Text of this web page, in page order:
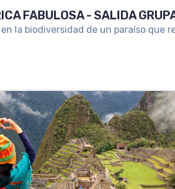
FABULOSA - SALIDA
la biodiversidad de un paraíso que